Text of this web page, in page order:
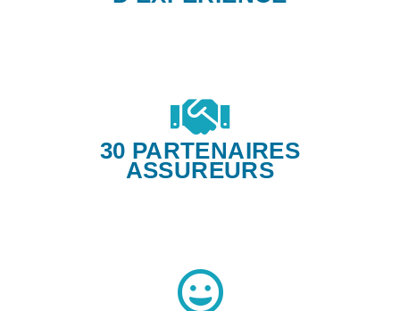
30 PARTENAIRES
ASSUREURS